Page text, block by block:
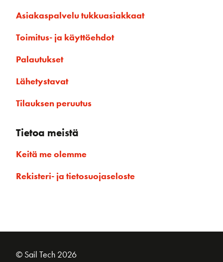
Asiakaspalvelu tukkuasiakkaat
Toimitus- ja käyttöehdot
Palautukset
Lähetystavat
Tilauksen peruutus
Tietoa meistä
Keitä me olemme
Rekisteri- ja tietosuojaseloste
© Sail Tech 2026